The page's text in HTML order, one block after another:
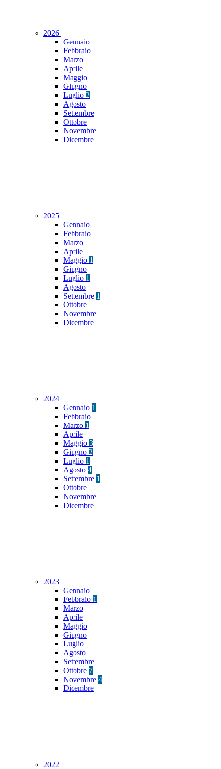
2026
Gennaio
Febbraio
Marzo
Aprile
Maggio
Giugno
Luglio 2
Agosto
Settembre
Ottobre
Novembre
Dicembre
2025
Gennaio
Febbraio
Marzo
Aprile
Maggio 1
Giugno
Luglio 1
Agosto
Settembre 1
Ottobre
Novembre
Dicembre
2024
Gennaio 1
Febbraio
Marzo 1
Aprile
Maggio 3
Giugno 2
Luglio 1
Agosto 4
Settembre 1
Ottobre
Novembre
Dicembre
2023
Gennaio
Febbraio 1
Marzo
Aprile
Maggio
Giugno
Luglio
Agosto
Settembre
Ottobre 7
Novembre 4
Dicembre
2022